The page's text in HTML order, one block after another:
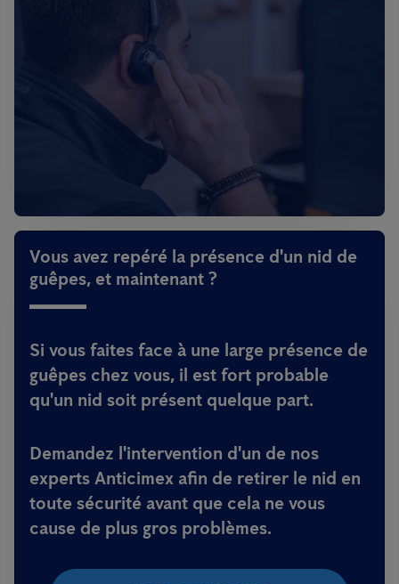
Vous avez repéré la présence d'un nid de
guêpes, et maintenant ?
Si vous faites face à une large présence de
guêpes chez vous, il est fort probable
qu'un nid soit présent quelque part.
Demandez l'intervention d'un de nos
experts Anticimex afin de retirer le nid en
toute sécurité avant que cela ne vous
cause de plus gros problèmes.